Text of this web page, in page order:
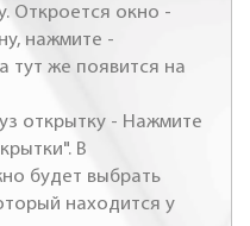
Откроется окно -
нажмите -
тут же появится на
открытку - Нажмите
В
будет выбрать
находится у